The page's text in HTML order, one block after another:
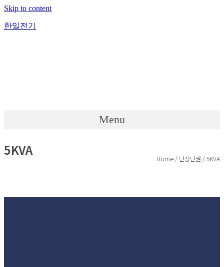
Skip to content
한일전기
Menu
5KVA
Home / 단상단권 / 5KVA